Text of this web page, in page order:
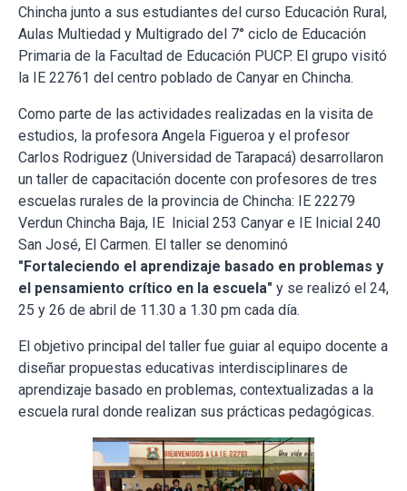
Chincha junto a sus estudiantes del curso Educación Rural,
Aulas Multiedad y Multigrado del 7° ciclo de Educación
Primaria de la Facultad de Educación PUCP. El grupo visitó
la IE 22761 del centro poblado de Canyar en Chincha.
Como parte de las actividades realizadas en la visita de
estudios, la profesora Angela Figueroa y el profesor
Carlos Rodriguez (Universidad de Tarapacá) desarrollaron
un taller de capacitación docente con profesores de tres
escuelas rurales de la provincia de Chincha: IE 22279
Verdun Chincha Baja, IE Inicial 253 Canyar e IE Inicial 240
San José, El Carmen. El taller se denominó
"Fortaleciendo el aprendizaje basado en problemas y
el pensamiento crítico en la escuela" y se realizó el 24,
25 y 26 de abril de 11.30 a 1.30 pm cada día.
El objetivo principal del taller fue guiar al equipo docente a
diseñar propuestas educativas interdisciplinares de
aprendizaje basado en problemas, contextualizadas a la
escuela rural donde realizan sus prácticas pedagógicas.